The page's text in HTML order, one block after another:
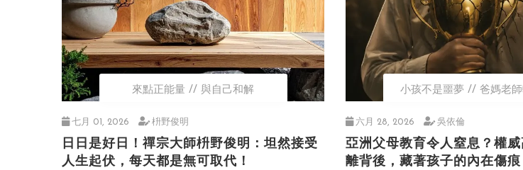
來點正能量 與自己和解
七月 01, 2026 枡野俊明
日日是好日！禪宗大師枡野俊明：坦然接受
人生起伏，每天都是無可取代！
小孩不是噩夢 爸媽老
六月 28, 2026 吳依倫
亞洲父母教育令人窒息？權
離背後，藏著孩子的內在傷痕